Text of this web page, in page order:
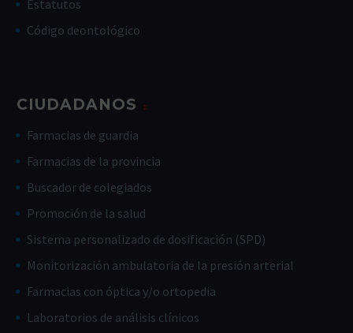
Estatutos
Código deontológico
CIUDADANOS
Farmacias de guardia
Farmacias de la provincia
Buscador de colegiados
Promoción de la salud
Sistema personalizado de dosificación (SPD)
Monitorización ambulatoria de la presión arterial
Farmacias con óptica y/o ortopedia
Laboratorios de análisis clínicos